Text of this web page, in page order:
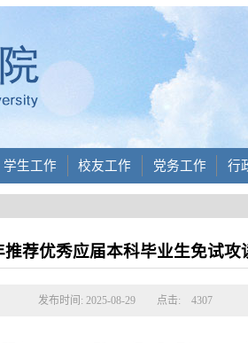
学生工作 校友工作 党务工作 行
荐优秀应届本科毕业生免试
发布时间: 2025-08-29 点击: 4307